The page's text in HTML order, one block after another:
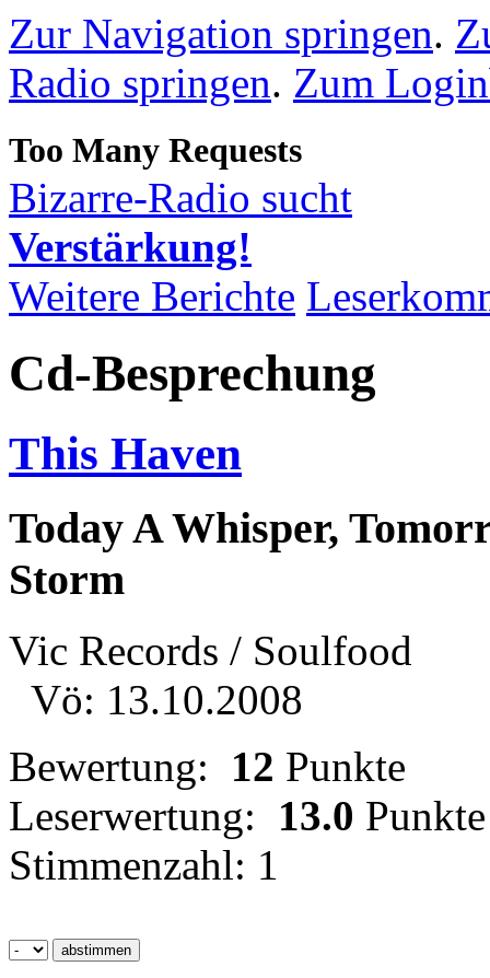
Zur Navigation springen.
Radio springen. Zum
Bizarre-Radio sucht
Verstärkung!
Weitere Berichte
Cd-Besprechung
This Haven
Today A Whisper,
Storm
Vic Records / Soulfood
Vö: 13.10.2008
Bewertung: 12 Punkte
Leserwertung: 13.0 Punkte
Stimmenzahl: 1